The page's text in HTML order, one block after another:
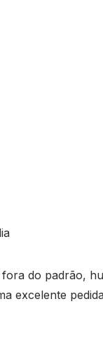
do padrão,
excelente